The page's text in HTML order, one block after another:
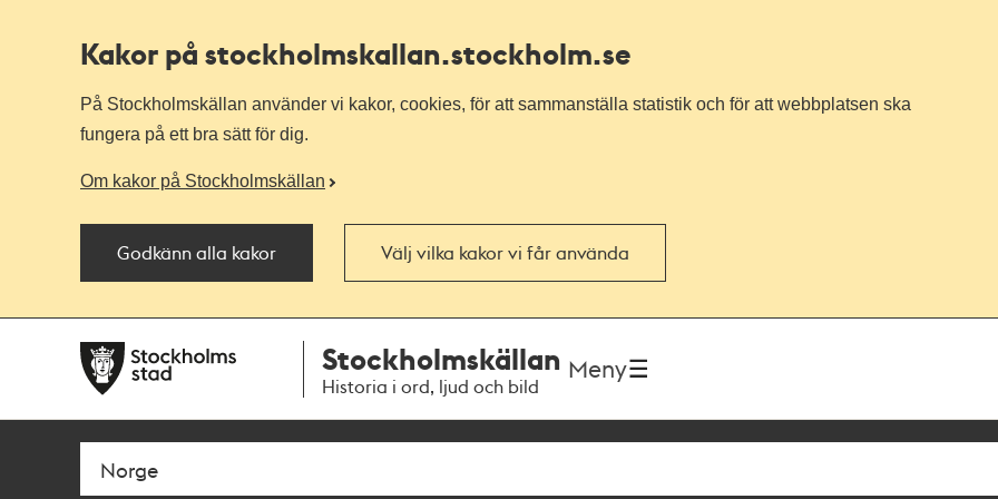
Kakor på stockholmskallan.stockholm.se
På Stockholmskällan använder vi kakor, cookies, för att sammanställa statistik och för att webbplatsen ska
fungera på ett bra sätt för dig.
Om kakor på Stockholmskällan
Godkänn alla kakor Välj vilka kakor vi får använda
navigationen
huvudinnehållet
Stockholmskällan
Historia i ord, ljud och bild
Meny
Sök